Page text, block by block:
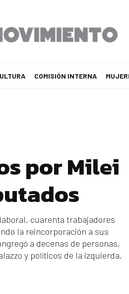
COMISIÓN INTERNA
por Milei
cuarenta trabajadores
la reincorporación a sus
a decenas de personas,
y políticos de la izquierda,